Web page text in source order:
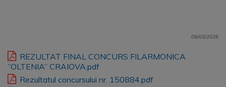
09/03/2026
REZULTAT FINAL CONCURS FILARMONICA
”OLTENIA” CRAIOVA.pdf
Rezultatul concursului nr. 150884.pdf